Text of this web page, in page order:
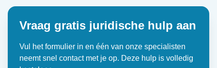
Vraag gratis juridische hulp aan
Vul het formulier in en één van onze specialisten
neemt snel contact met je op. Deze hulp is volledig